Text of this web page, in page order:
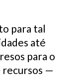
para tal
até
para o
recursos —